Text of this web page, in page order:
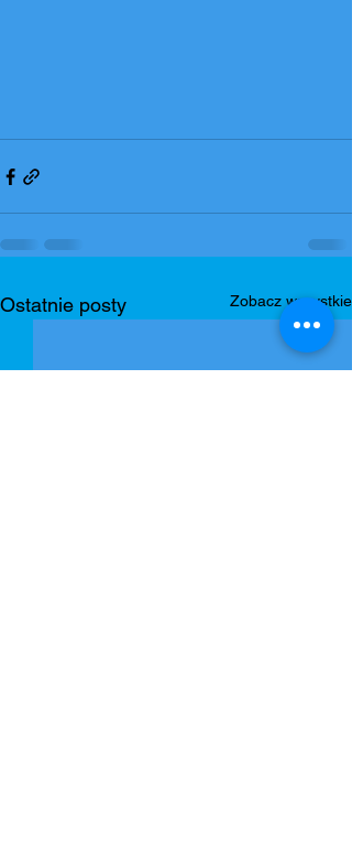
Ostatnie posty Zobacz wszystkie